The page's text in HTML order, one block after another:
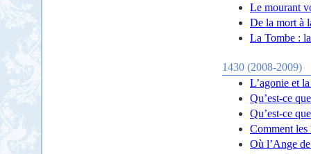
Le mourant
De la mort à
La Tombe :
1430 (2008-2009)
L’agonie et
Qu’est-ce
Qu’est-ce
Comment
Où l’Ange